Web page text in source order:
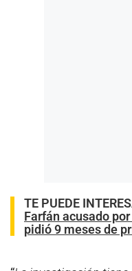
TE PUEDE
Farfán acusado
pidió 9 meses de